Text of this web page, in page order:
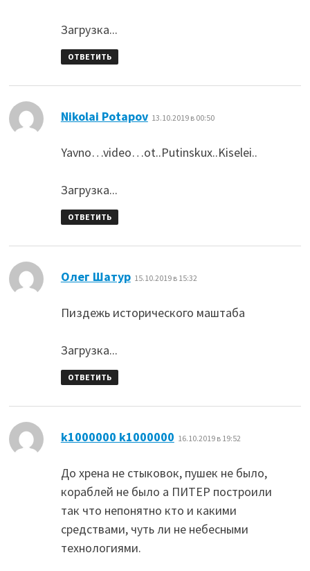
Загрузка...
ОТВЕТИТЬ
Nikolai Potapov: 13.10.2019 в 00:50
Yavno…video…ot..Putinskux..Kiselei..
Загрузка...
ОТВЕТИТЬ
Олег Шатур: 15.10.2019 в 15:32
Пиздежь исторического маштаба
Загрузка...
ОТВЕТИТЬ
k1000000 k1000000 16.10.2019 в 19:52
До хрена не стыковок, пушек не было,
кораблей не было а ПИТЕР построили
так что непонятно кто и какими
средствами, чуть ли не небесными
технологиями.